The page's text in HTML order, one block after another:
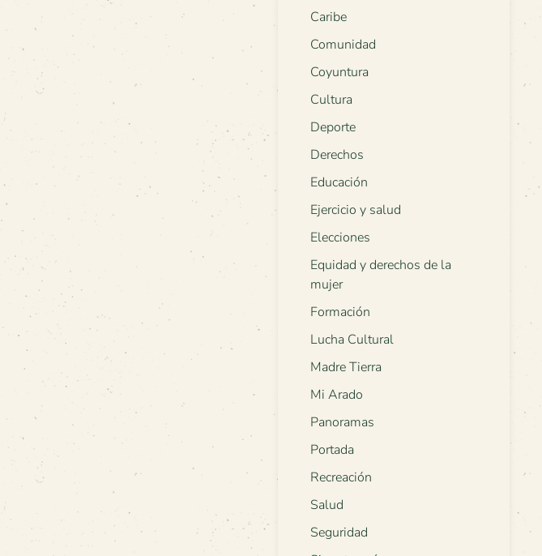
Caribe
Comunidad
Coyuntura
Cultura
Deporte
Derechos
Educación
Ejercicio y salud
Elecciones
Equidad y derechos de la
mujer
Formación
Lucha Cultural
Madre Tierra
Mi Arado
Panoramas
Portada
Recreación
Salud
Seguridad